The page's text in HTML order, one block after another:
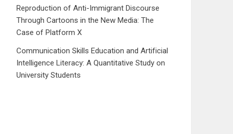
Reproduction of Anti-Immigrant Discourse
Through Cartoons in the New Media: The
Case of Platform X
Communication Skills Education and Artificial
Intelligence Literacy: A Quantitative Study on
University Students